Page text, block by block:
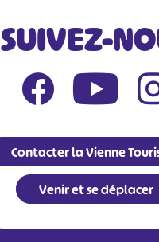
SUIVEZ-
Contacter la Vienne
Venir et se déplacer